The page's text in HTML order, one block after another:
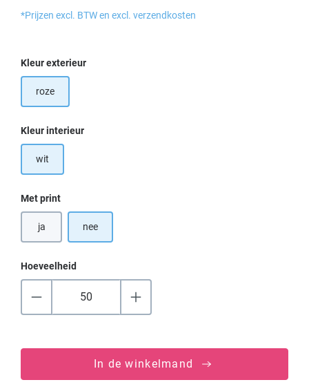
*Prijzen excl. BTW en excl. verzendkosten
Selecteer
Kleur exterieur
roze
Selecteer
Kleur interieur
wit
Selecteer
Met print
ja nee
Hoeveelheid
In de winkelmand